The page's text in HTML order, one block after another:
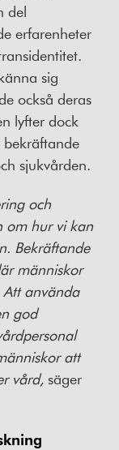
del
erfarenheter
sig
också deras
lyfter dock
bekräftande
sjukvården.
och
om hur vi kan
Bekräftande
människor
använda
god
att
vård, säger